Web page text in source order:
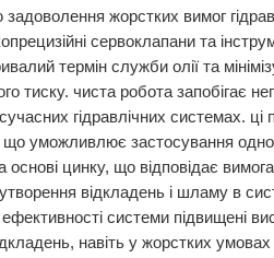
жорстких вимог
сервоклапани та
термін служби олії та
тиску. чиста робота запобігає
гідравлічних системах.
що уможливлює застосування
основі цинку, що відповідає
відкладень і шламу в
системи підвищені
навіть у жорстких умовах